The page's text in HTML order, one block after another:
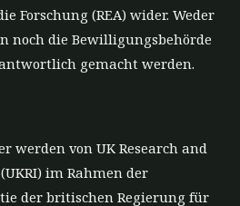
Forschung (REA) wider. Weder
noch die Bewilligungsbehörde
gemacht werden.
werden von UK Research and
im Rahmen der
der britischen Regierung für